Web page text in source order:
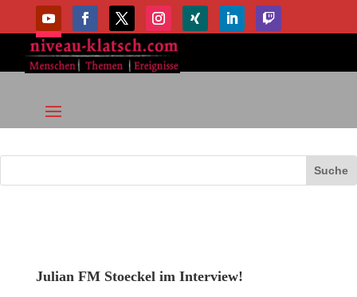
Julian FM Stoeckel im Interview!